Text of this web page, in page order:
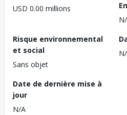
USD 0.00 millions
Risque environnemental
et social
Sans objet
Date de dernière mise à
jour
N/A